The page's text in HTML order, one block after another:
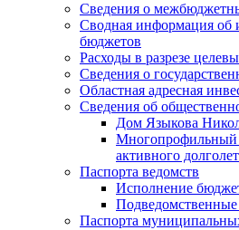
Сведения о
Сводная информация об
бюджетов
Расходы в разрезе
Сведения о
Областная адресная
Сведения об
Дом Языкова
Многопрофильный
активного
Паспорта ведомств
Исполнение
Паспорта